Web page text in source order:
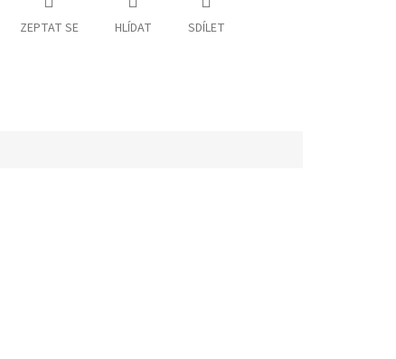
ZEPTAT SE HLÍDAT SDÍLET